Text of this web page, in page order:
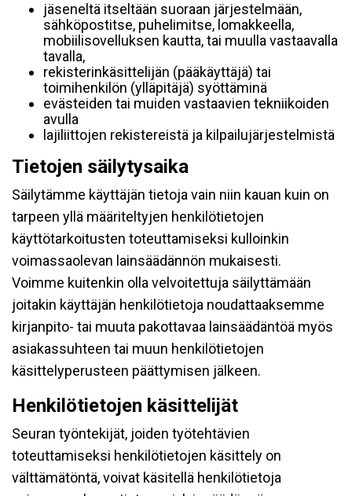
jäseneltä itseltään suoraan järjestelmään,
sähköpostitse, puhelimitse, lomakkeella,
mobiilisovelluksen kautta, tai muulla vastaavalla
tavalla,
rekisterinkäsittelijän (pääkäyttäjä) tai
toimihenkilön (ylläpitäjä) syöttäminä
evästeiden tai muiden vastaavien tekniikoiden
avulla
lajiliittojen rekistereistä ja kilpailujärjestelmistä
Tietojen säilytysaika
Säilytämme käyttäjän tietoja vain niin kauan kuin on
tarpeen yllä määriteltyjen henkilötietojen
käyttötarkoitusten toteuttamiseksi kulloinkin
voimassaolevan lainsäädännön mukaisesti.
Voimme kuitenkin olla velvoitettuja säilyttämään
joitakin käyttäjän henkilötietoja noudattaaksemme
kirjanpito- tai muuta pakottavaa lainsäädäntöä myös
asiakassuhteen tai muun henkilötietojen
käsittelyperusteen päättymisen jälkeen.
Henkilötietojen käsittelijät
Seuran työntekijät, joiden työtehtävien
toteuttamiseksi henkilötietojen käsittely on
välttämätöntä, voivat käsitellä henkilötietoja